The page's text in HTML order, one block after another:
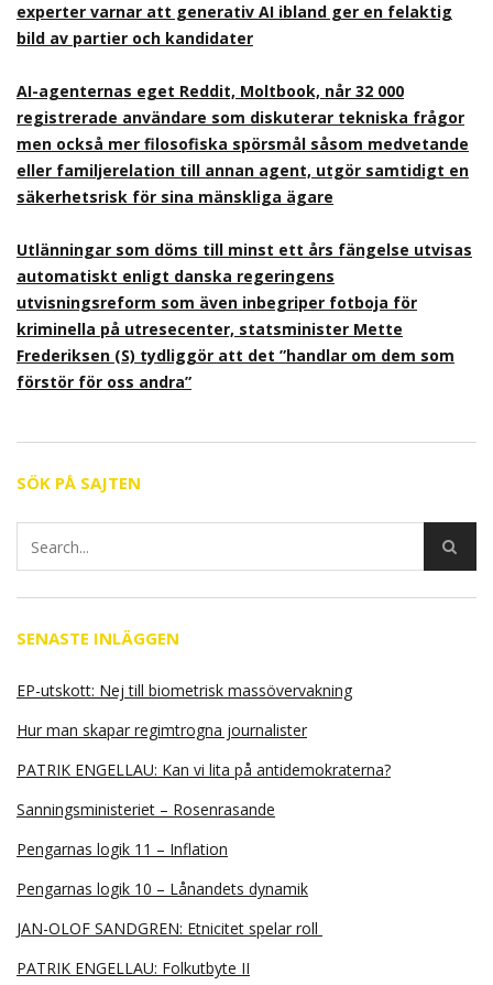
experter varnar att generativ AI ibland ger en felaktig
bild av partier och kandidater
AI-agenternas eget Reddit, Moltbook, når 32 000
registrerade användare som diskuterar tekniska frågor
men också mer filosofiska spörsmål såsom medvetande
eller familjerelation till annan agent, utgör samtidigt en
säkerhetsrisk för sina mänskliga ägare
Utlänningar som döms till minst ett års fängelse utvisas
automatiskt enligt danska regeringens
utvisningsreform som även inbegriper fotboja för
kriminella på utresecenter, statsminister Mette
Frederiksen (S) tydliggör att det ”handlar om dem som
förstör för oss andra”
SÖK PÅ SAJTEN
SENASTE INLÄGGEN
EP-utskott: Nej till biometrisk massövervakning
Hur man skapar regimtrogna journalister
PATRIK ENGELLAU: Kan vi lita på antidemokraterna?
Sanningsministeriet – Rosenrasande
Pengarnas logik 11 – Inflation
Pengarnas logik 10 – Lånandets dynamik
JAN-OLOF SANDGREN: Etnicitet spelar roll
PATRIK ENGELLAU: Folkutbyte II